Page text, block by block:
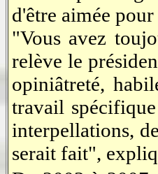
d'être aimée
"Vous avez
relève le
opiniâtreté,
travail
interpellations,
serait fait",